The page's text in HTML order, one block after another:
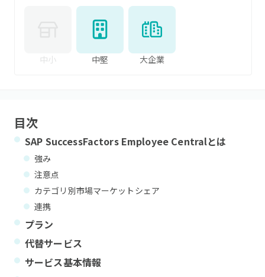
中小 中堅 大企業
目次
SAP SuccessFactors Employee Centralとは
強み
注意点
カテゴリ別市場マーケットシェア
連携
プラン
代替サービス
サービス基本情報